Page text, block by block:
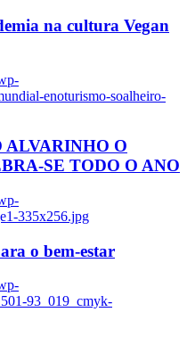
na cultura Vegan
enoturismo-soalheiro-
ALVARINHO O
SE TODO O ANO
335x256.jpg
o bem-estar
93_019_cmyk-